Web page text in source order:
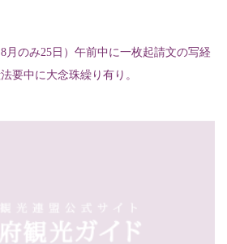
月のみ25日）午前中に一枚起請文の写経
要中に大念珠繰り有り。